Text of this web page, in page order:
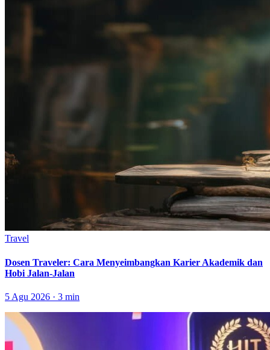
Travel
Dosen Traveler: Cara Menyeimbangkan Karier Akademik dan
Hobi Jalan-Jalan
5 Agu 2026 · 3 min